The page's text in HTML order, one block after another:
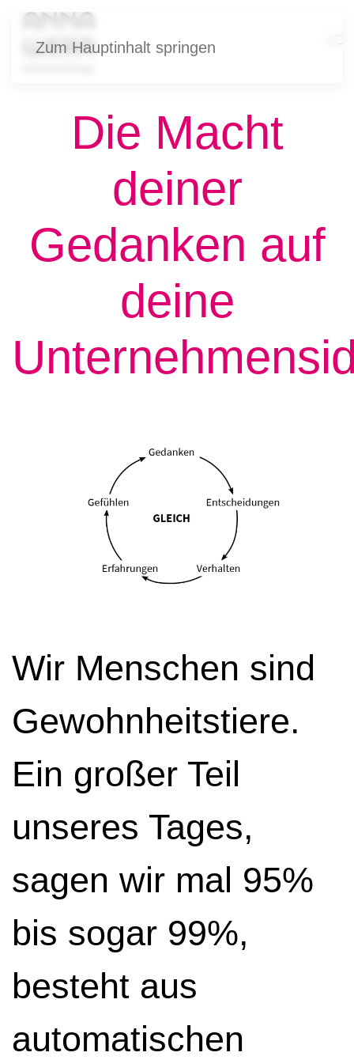
Zum Hauptinhalt springen
Die Macht
deiner
Gedanken auf
deine
Wir Menschen sind
Gewohnheitstiere.
Ein großer Teil
unseres Tages,
sagen wir mal 95%
bis sogar 99%,
besteht aus
automatischen